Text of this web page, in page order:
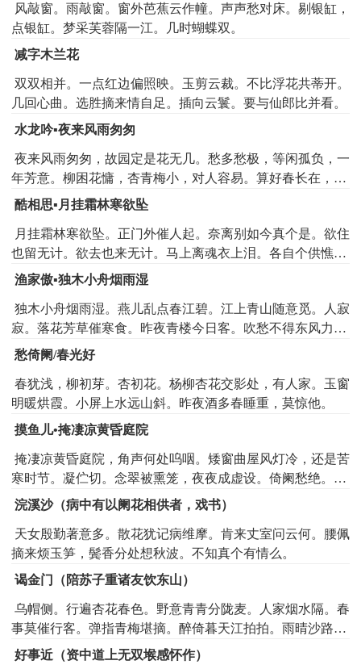
风敲窗。雨敲窗。窗外芭蕉云作幢。声声愁对床。剔银缸，
点银缸。梦采芙蓉隔一江。几时蝴蝶双。
减字木兰花
双双相并。一点红边偏照映。玉剪云裁。不比浮花共蒂开。
几回心曲。选胜摘来情自足。插向云鬟。要与仙郎比并看。
水龙吟▪夜来风雨匆匆
夜来风雨匆匆，故园定是花无几。愁多愁极，等闲孤负，一
年芳意。柳困花慵，杏青梅小，对人容易。算好春长在，好
花长见，元只是人憔悴。回首池南旧事。恨星星不堪重记。
风味。待繁红乱处，留云借月，也须拼醉。
酷相思▪月挂霜林寒欲坠
月挂霜林寒欲坠。正门外催人起。奈离别如今真个是。欲住
也留无计。欲去也来无计。马上离魂衣上泪。各自个供憔
悴。问江路梅花开也未。春到也须频寄。人到也须频寄。
渔家傲▪独木小舟烟雨湿
独木小舟烟雨湿。燕儿乱点春江碧。江上青山随意觅。人寂
寂。落花芳草催寒食。昨夜青楼今日客。吹愁不得东风力。
细拾残红书怨泣。流水急。不知那个传消息。
愁倚阑/春光好
春犹浅，柳初芽。杏初花。杨柳杏花交影处，有人家。玉窗
明暖烘霞。小屏上水远山斜。昨夜酒多春睡重，莫惊他。
摸鱼儿•掩凄凉黄昏庭院
掩凄凉黄昏庭院，角声何处呜咽。矮窗曲屋风灯冷，还是苦
寒时节。凝伫切。念翠被熏笼，夜夜成虚设。倚阑愁绝。听
凤竹声中，犀影帐外，簌簌酿寒轻雪。伤心处，却忆当年轻
彻。又谁料而今，好梦分胡越。不堪重说。但记得当初，重
门锁处，犹有夜深月。
浣溪沙（病中有以阑花相供者，戏书）
天女殷勤著意多。散花犹记病维摩。肯来丈室问云何。腰佩
摘来烦玉笋，鬓香分处想秋波。不知真个有情么。
谒金门（陪苏子重诸友饮东山）
乌帽侧。行遍杏花春色。野意青青分陇麦。人家烟水隔。春
事莫催行客。弹指青梅堪摘。醉倚暮天江拍拍。雨晴沙路
白。
好事近（资中道上无双堠感怀作）